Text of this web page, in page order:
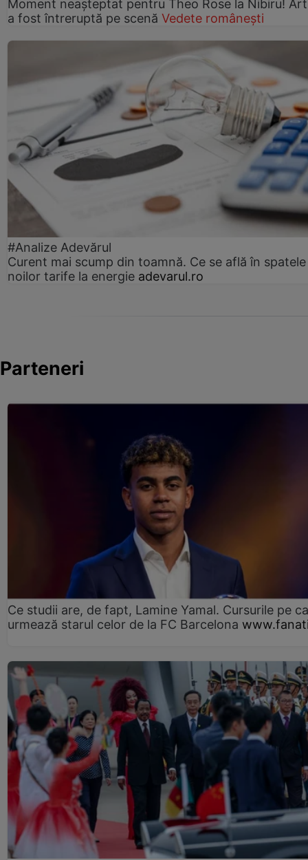
Moment neașteptat pentru Theo Rose la Nibiru!
a fost întreruptă pe scenă Vedete românești
#Analize Adevărul
Curent mai scump din toamnă. Ce se află în spatele
noilor tarife la energie adevarul.ro
Parteneri
Ce studii are, de fapt, Lamine Yamal. Cursurile pe
urmează starul celor de la FC Barcelona